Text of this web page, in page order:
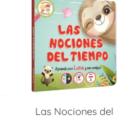
Las Nociones del